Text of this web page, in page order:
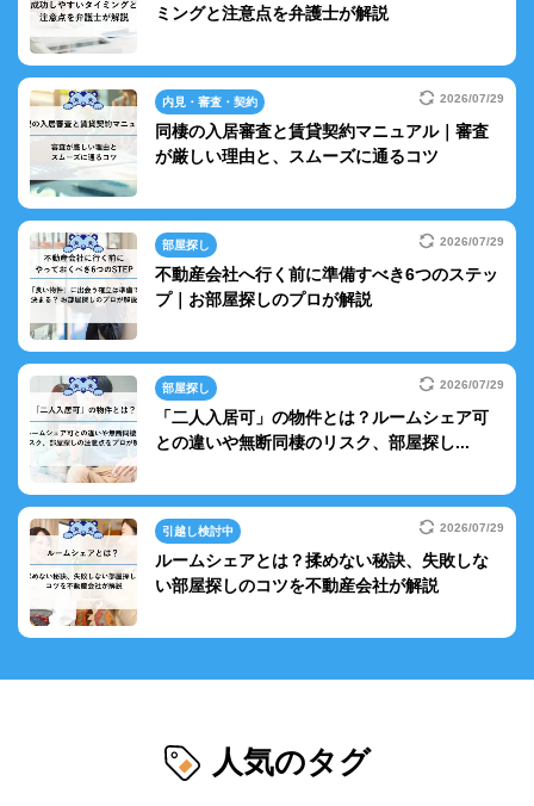
ミングと注意点を弁護士が解説
内見・審査・契約 2026/07/29
同棲の入居審査と賃貸契約マニュアル｜審査
が厳しい理由と、スムーズに通るコツ
部屋探し 2026/07/29
不動産会社へ行く前に準備すべき6つのステッ
プ｜お部屋探しのプロが解説
部屋探し 2026/07/29
「二人入居可」の物件とは？ルームシェア可
との違いや無断同棲のリスク、部屋探し...
引越し検討中 2026/07/29
ルームシェアとは？揉めない秘訣、失敗しな
い部屋探しのコツを不動産会社が解説
人気のタグ